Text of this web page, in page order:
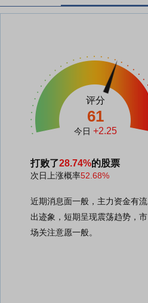
评分
61
今日 +2.25
打败了28.74%的股票
次日上涨概率52.68%
近期消息面一般，主力资金有流
出迹象，短期呈现震荡趋势，市
场关注意愿一般。